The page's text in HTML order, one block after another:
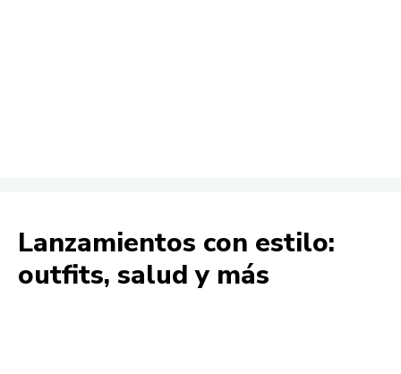
Lanzamientos con estilo:
outfits, salud y más